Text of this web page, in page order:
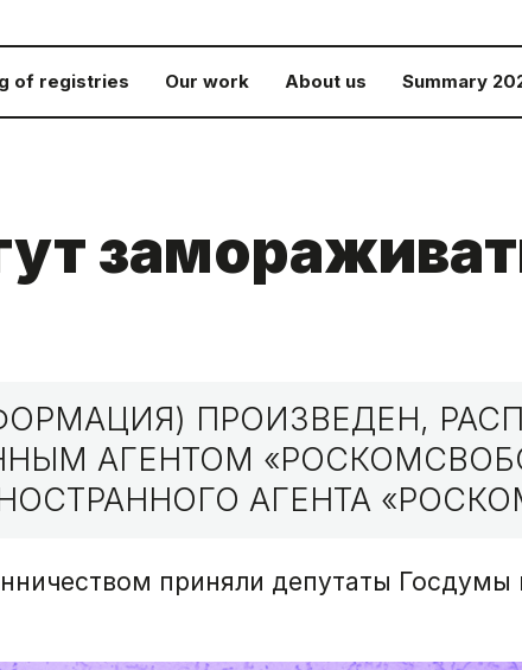
of registries Our work About us Summary
ПРОИЗВЕДЕН,
АГЕНТОМ
АГЕНТА
приняли депутаты Госдумы